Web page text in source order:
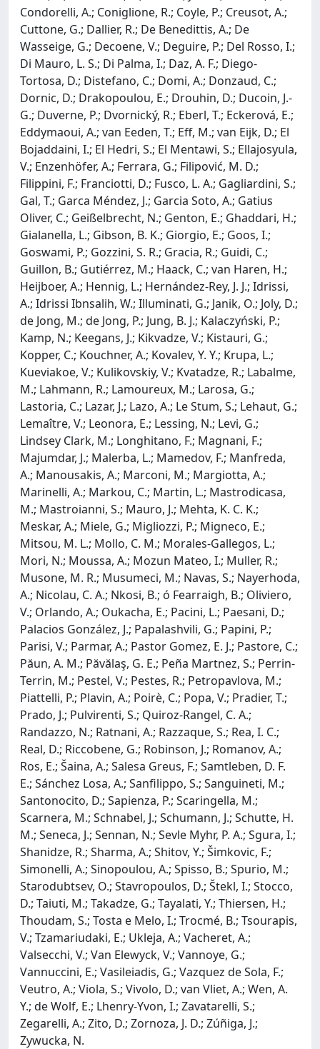
Condorelli, A.; Coniglione, R.; Coyle, P.; Creusot, A.;
Cuttone, G.; Dallier, R.; De Benedittis, A.; De
Wasseige, G.; Decoene, V.; Deguire, P.; Del Rosso, I.;
Di Mauro, L. S.; Di Palma, I.; Daz, A. F.; Diego-
Tortosa, D.; Distefano, C.; Domi, A.; Donzaud, C.;
Dornic, D.; Drakopoulou, E.; Drouhin, D.; Ducoin, J.-
G.; Duverne, P.; Dvornický, R.; Eberl, T.; Eckerová, E.;
Eddymaoui, A.; van Eeden, T.; Eff, M.; van Eijk, D.; El
Bojaddaini, I.; El Hedri, S.; El Mentawi, S.; Ellajosyula,
V.; Enzenhöfer, A.; Ferrara, G.; Filipović, M. D.;
Filippini, F.; Franciotti, D.; Fusco, L. A.; Gagliardini, S.;
Gal, T.; Garca Méndez, J.; Garcia Soto, A.; Gatius
Oliver, C.; Geißelbrecht, N.; Genton, E.; Ghaddari, H.;
Gialanella, L.; Gibson, B. K.; Giorgio, E.; Goos, I.;
Goswami, P.; Gozzini, S. R.; Gracia, R.; Guidi, C.;
Guillon, B.; Gutiérrez, M.; Haack, C.; van Haren, H.;
Heijboer, A.; Hennig, L.; Hernández-Rey, J. J.; Idrissi,
A.; Idrissi Ibnsalih, W.; Illuminati, G.; Janik, O.; Joly, D.;
de Jong, M.; de Jong, P.; Jung, B. J.; Kalaczyński, P.;
Kamp, N.; Keegans, J.; Kikvadze, V.; Kistauri, G.;
Kopper, C.; Kouchner, A.; Kovalev, Y. Y.; Krupa, L.;
Kueviakoe, V.; Kulikovskiy, V.; Kvatadze, R.; Labalme,
M.; Lahmann, R.; Lamoureux, M.; Larosa, G.;
Lastoria, C.; Lazar, J.; Lazo, A.; Le Stum, S.; Lehaut, G.;
Lemaître, V.; Leonora, E.; Lessing, N.; Levi, G.;
Lindsey Clark, M.; Longhitano, F.; Magnani, F.;
Majumdar, J.; Malerba, L.; Mamedov, F.; Manfreda,
A.; Manousakis, A.; Marconi, M.; Margiotta, A.;
Marinelli, A.; Markou, C.; Martin, L.; Mastrodicasa,
M.; Mastroianni, S.; Mauro, J.; Mehta, K. C. K.;
Meskar, A.; Miele, G.; Migliozzi, P.; Migneco, E.;
Mitsou, M. L.; Mollo, C. M.; Morales-Gallegos, L.;
Mori, N.; Moussa, A.; Mozun Mateo, I.; Muller, R.;
Musone, M. R.; Musumeci, M.; Navas, S.; Nayerhoda,
A.; Nicolau, C. A.; Nkosi, B.; ó Fearraigh, B.; Oliviero,
V.; Orlando, A.; Oukacha, E.; Pacini, L.; Paesani, D.;
Palacios González, J.; Papalashvili, G.; Papini, P.;
Parisi, V.; Parmar, A.; Pastor Gomez, E. J.; Pastore, C.;
Păun, A. M.; Păvălaş, G. E.; Peña Martnez, S.; Perrin-
Terrin, M.; Pestel, V.; Pestes, R.; Petropavlova, M.;
Piattelli, P.; Plavin, A.; Poirè, C.; Popa, V.; Pradier, T.;
Prado, J.; Pulvirenti, S.; Quiroz-Rangel, C. A.;
Randazzo, N.; Ratnani, A.; Razzaque, S.; Rea, I. C.;
Real, D.; Riccobene, G.; Robinson, J.; Romanov, A.;
Ros, E.; Šaina, A.; Salesa Greus, F.; Samtleben, D. F.
E.; Sánchez Losa, A.; Sanfilippo, S.; Sanguineti, M.;
Santonocito, D.; Sapienza, P.; Scaringella, M.;
Scarnera, M.; Schnabel, J.; Schumann, J.; Schutte, H.
M.; Seneca, J.; Sennan, N.; Sevle Myhr, P. A.; Sgura, I.;
Shanidze, R.; Sharma, A.; Shitov, Y.; Šimkovic, F.;
Simonelli, A.; Sinopoulou, A.; Spisso, B.; Spurio, M.;
Starodubtsev, O.; Stavropoulos, D.; Štekl, I.; Stocco,
D.; Taiuti, M.; Takadze, G.; Tayalati, Y.; Thiersen, H.;
Thoudam, S.; Tosta e Melo, I.; Trocmé, B.; Tsourapis,
V.; Tzamariudaki, E.; Ukleja, A.; Vacheret, A.;
Valsecchi, V.; Van Elewyck, V.; Vannoye, G.;
Vannuccini, E.; Vasileiadis, G.; Vazquez de Sola, F.;
Veutro, A.; Viola, S.; Vivolo, D.; van Vliet, A.; Wen, A.
Y.; de Wolf, E.; Lhenry-Yvon, I.; Zavatarelli, S.;
Zegarelli, A.; Zito, D.; Zornoza, J. D.; Zúñiga, J.;
Zywucka, N.